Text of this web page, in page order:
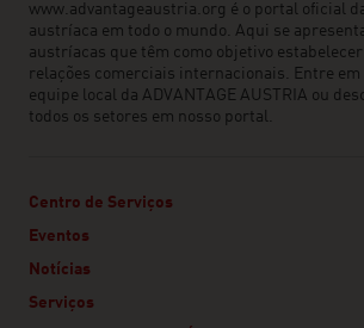
www.advantageaustria.org é o portal oficial
austríaca em todo o mundo. Aqui se
austríacas que têm como objetivo
relações comerciais internacionais. Entre em
equipe local da ADVANTAGE AUSTRIA ou
todos os setores em nosso portal.
Centro de Serviços
Eventos
Notícias
Serviços